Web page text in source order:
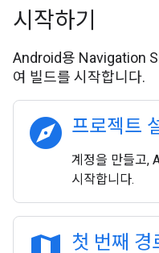
시작하기
Android용 Navigation
여 빌드를 시작합니다.
explore 프로젝트
계정을 만들고,
시작합니다.
첫 번째 경